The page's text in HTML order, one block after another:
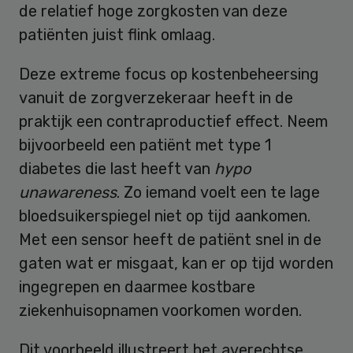
de relatief hoge zorgkosten van deze
patiënten juist flink omlaag.
Deze extreme focus op kostenbeheersing
vanuit de zorgverzekeraar heeft in de
praktijk een contraproductief effect. Neem
bijvoorbeeld een patiënt met type 1
diabetes die last heeft van hypo
unawareness. Zo iemand voelt een te lage
bloedsuikerspiegel niet op tijd aankomen.
Met een sensor heeft de patiënt snel in de
gaten wat er misgaat, kan er op tijd worden
ingegrepen en daarmee kostbare
ziekenhuisopnamen voorkomen worden.